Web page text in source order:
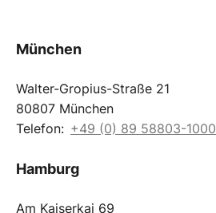
München
Walter-Gropius-Straße 21
80807 München
Telefon: +49 (0) 89 58803-1000
Hamburg
Am Kaiserkai 69